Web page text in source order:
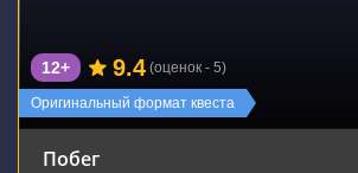
Оригинальный формат квеста
12+ 9.4 (оценок - 5)
Побег